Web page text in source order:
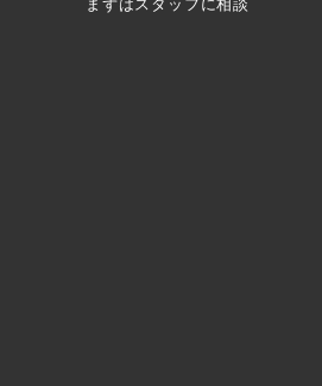
まずはスタッフに相談